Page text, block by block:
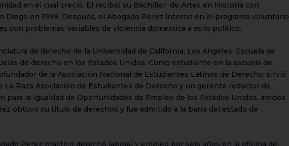
en el cual creció. El recibió su Bachiller de Artes en Historia con
Diego en 1999. Después, el Abogado Perez interno en el programa voluntario
con problemas variables de violencia domestica a asilo político.
de derecho de la Universidad de California, Los Angeles, Escuela de
de derecho en los Estados Unidos. Como estudiante en la escuela de
de la Asociación Nacional de Estudiantes Latinos de Derecho, sirvió
Raza Asociación de Estudiantes de Derecho y un gerente redactor de
para la Igualdad de Oportunidades de Empleo de los Estados Unidos, ambos
obtuvo su titulo de derechos y fue admitido a la barra del estado de
Perez practico derecho laboral y empleo por seis años en la oficina de